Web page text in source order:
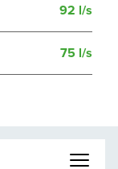
92 l/s
75 l/s